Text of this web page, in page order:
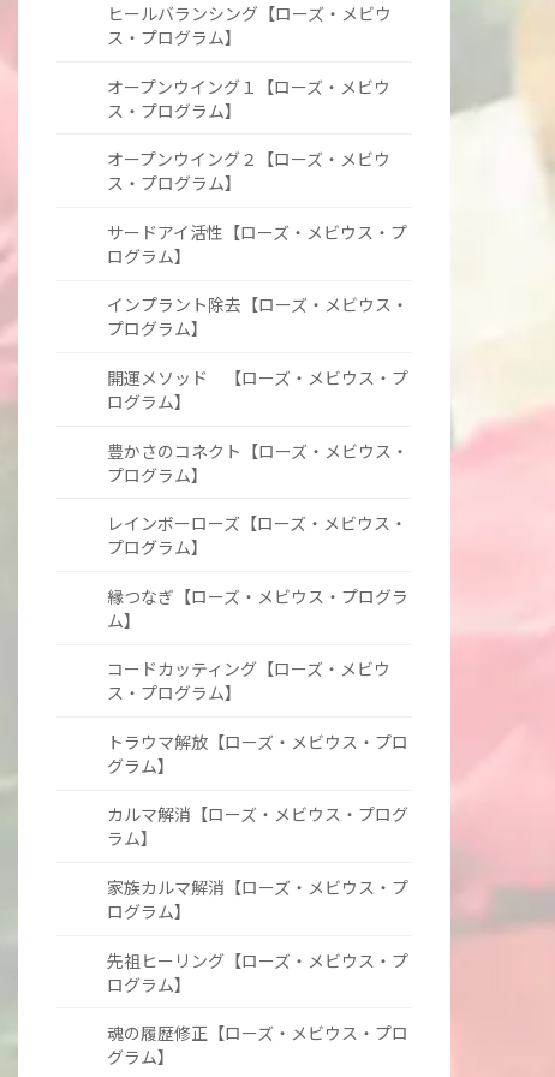
ヒールバランシング【ローズ・メビウ
ス・プログラム】
オープンウイング１【ローズ・メビウ
ス・プログラム】
オープンウイング２【ローズ・メビウ
ス・プログラム】
サードアイ活性【ローズ・メビウス・プ
ログラム】
インプラント除去【ローズ・メビウス・
プログラム】
開運メソッド 【ローズ・メビウス・プ
ログラム】
豊かさのコネクト【ローズ・メビウス・
プログラム】
レインボーローズ【ローズ・メビウス・
プログラム】
縁つなぎ【ローズ・メビウス・プログラ
ム】
コードカッティング【ローズ・メビウ
ス・プログラム】
トラウマ解放【ローズ・メビウス・プロ
グラム】
カルマ解消【ローズ・メビウス・プログ
ラム】
家族カルマ解消【ローズ・メビウス・プ
ログラム】
先祖ヒーリング【ローズ・メビウス・プ
ログラム】
魂の履歴修正【ローズ・メビウス・プロ
グラム】